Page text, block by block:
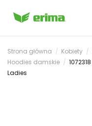
Strona główna Kobiety
Hoodies damskie
Ladies